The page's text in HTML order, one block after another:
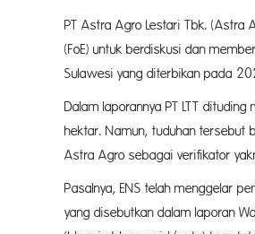
PT Astra Agro Lestari Tbk. (Astra
(FoE) untuk berdiskusi dan
Sulawesi yang diterbikan pada
Dalam laporannya PT LTT
hektar. Namun, tuduhan
Astra Agro sebagai verifikator
Pasalnya, ENS telah menggelar
yang disebutkan dalam laporan